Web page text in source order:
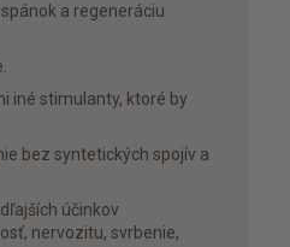
a regeneráciu
iné stimulanty, ktoré by
bez syntetických spojív a
účinkov
nervozitu, svrbenie,